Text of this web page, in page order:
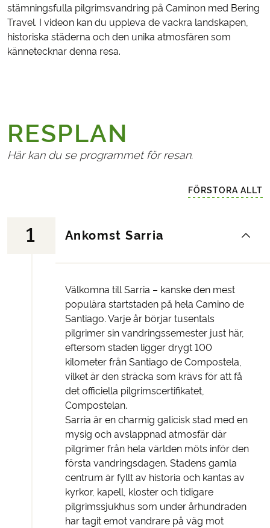
stämningsfulla pilgrimsvandring på Caminon med Bering
Travel. I videon kan du uppleva de vackra landskapen,
historiska städerna och den unika atmosfären som
kännetecknar denna resa.
RESPLAN
Här kan du se programmet för resan.
FÖRSTORA ALLT
1 Ankomst Sarria
Välkomna till Sarria – kanske den mest
populära startstaden på hela Camino de
Santiago. Varje år börjar tusentals
pilgrimer sin vandringssemester just här,
eftersom staden ligger drygt 100
kilometer från Santiago de Compostela,
vilket är den sträcka som krävs för att få
det officiella pilgrimscertifikatet,
Compostelan.
Sarria är en charmig galicisk stad med en
mysig och avslappnad atmosfär där
pilgrimer från hela världen möts inför den
första vandringsdagen. Stadens gamla
centrum är fyllt av historia och kantas av
kyrkor, kapell, kloster och tidigare
pilgrimssjukhus som under århundraden
har tagit emot vandrare på väg mot